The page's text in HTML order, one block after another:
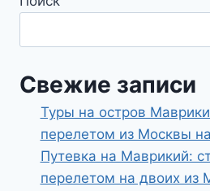
Свежие записи
Туры на остров
перелетом из Москвы
Путевка на Маврикий:
перелетом на двоих из